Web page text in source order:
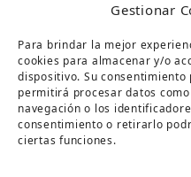
Gestionar
Para brindar la mejor
cookies para almacenar y/o
dispositivo. Su
permitirá procesar datos
navegación o los
consentimiento o retirarlo
ciertas funciones.
Página cofinanciada